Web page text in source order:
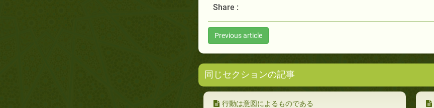
Share :
Previous article
同じセクションの記事
行動は意図によるものである